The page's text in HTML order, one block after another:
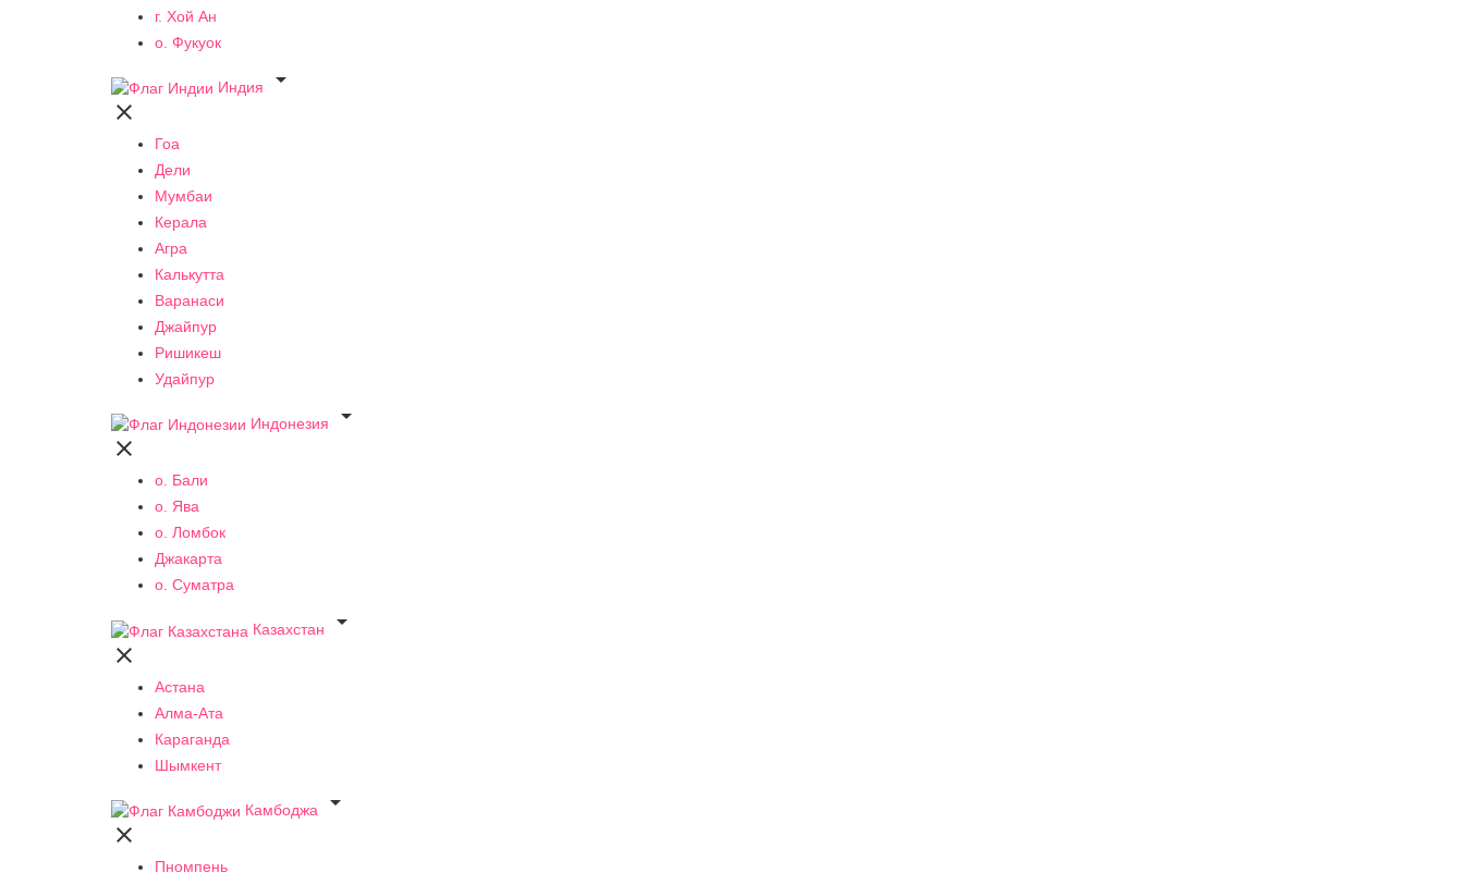
г. Хой Ан
о. Фукуок
Индия


Гоа
Дели
Мумбаи
Керала
Агра
Калькутта
Варанаси
Джайпур
Ришикеш
Удайпур
Индонезия


о. Бали
о. Ява
о. Ломбок
Джакарта
о. Суматра
Казахстан


Астана
Алма-Ата
Караганда
Шымкент
Камбоджа


Пномпень